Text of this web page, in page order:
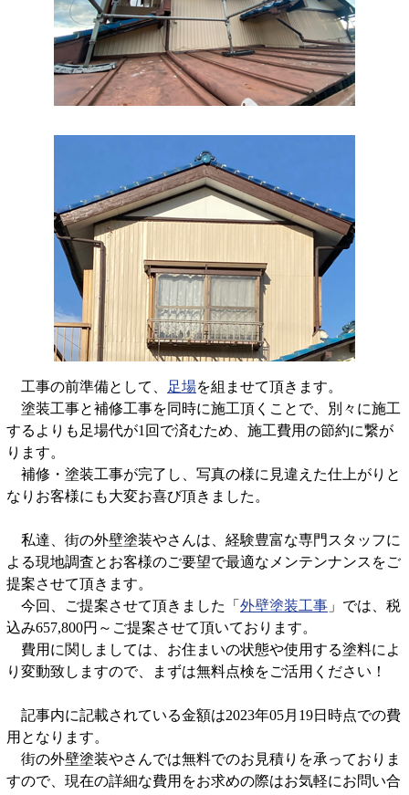
工事の前準備として、 足場を組ませて頂きます。
塗装工事と補修工事を同時に施工頂くことで、別々に施工
するよりも足場代が1回で済むため、施工費用の節約に繋が
ります。
補修・塗装工事が完了し、写真の様に見違えた仕上がりと
なりお客様にも大変お喜び頂きました。
私達、街の外壁塗装やさんは、経験豊富な専門スタッフに
よる現地調査とお客様のご要望で最適なメンテンナンスをご
提案させて頂きます。
今回、ご提案させて頂きました「 外壁塗装工事 」では、税
込み657,800円～ご提案させて頂いております。
費用に関しましては、お住まいの状態や使用する塗料によ
り変動致しますので、まずは無料点検をご活用ください！
記事内に記載されている金額は2023年05月19日時点での費
用となります。
街の外壁塗装やさんでは無料でのお見積りを承っておりま
すので、現在の詳細な費用をお求めの際はお気軽にお問い合